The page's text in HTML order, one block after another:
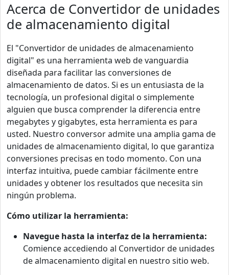
Acerca de Convertidor de unidades
de almacenamiento digital
El "Convertidor de unidades de almacenamiento
digital" es una herramienta web de vanguardia
diseñada para facilitar las conversiones de
almacenamiento de datos. Si es un entusiasta de la
tecnología, un profesional digital o simplemente
alguien que busca comprender la diferencia entre
megabytes y gigabytes, esta herramienta es para
usted. Nuestro conversor admite una amplia gama de
unidades de almacenamiento digital, lo que garantiza
conversiones precisas en todo momento. Con una
interfaz intuitiva, puede cambiar fácilmente entre
unidades y obtener los resultados que necesita sin
ningún problema.
Cómo utilizar la herramienta:
Navegue hasta la interfaz de la herramienta:
Comience accediendo al Convertidor de unidades
de almacenamiento digital en nuestro sitio web.